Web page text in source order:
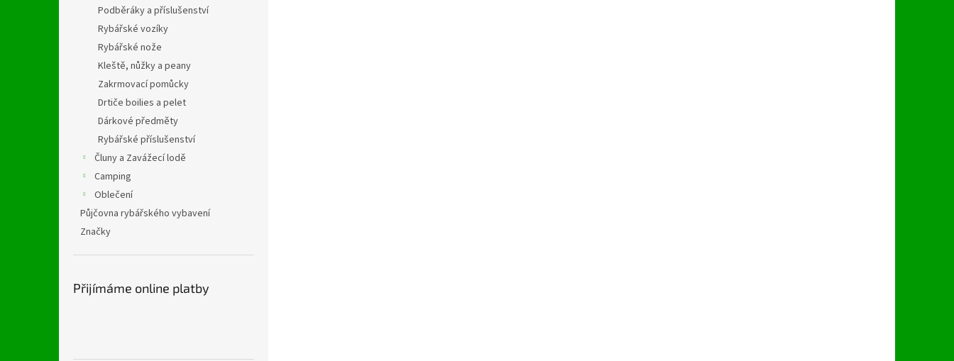
Podběráky a příslušenství
Rybářské vozíky
Rybářské nože
Kleště, nůžky a peany
Zakrmovací pomůcky
Drtiče boilies a pelet
Dárkové předměty
Rybářské příslušenství
Čluny a Zavážecí lodě
Camping
Oblečení
Půjčovna rybářského vybavení
Značky
Přijímáme online platby